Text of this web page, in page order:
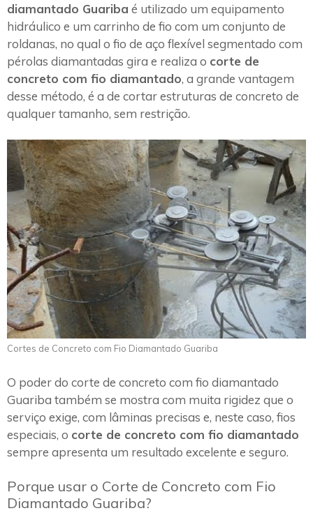
diamantado Guariba é utilizado um equipamento
hidráulico e um carrinho de fio com um conjunto de
roldanas, no qual o fio de aço flexível segmentado com
pérolas diamantadas gira e realiza o corte de
concreto com fio diamantado, a grande vantagem
desse método, é a de cortar estruturas de concreto de
qualquer tamanho, sem restrição.
Cortes de Concreto com Fio Diamantado Guariba
O poder do corte de concreto com fio diamantado
Guariba também se mostra com muita rigidez que o
serviço exige, com lâminas precisas e, neste caso, fios
especiais, o corte de concreto com fio diamantado
sempre apresenta um resultado excelente e seguro.
Porque usar o Corte de Concreto com Fio
Diamantado Guariba?